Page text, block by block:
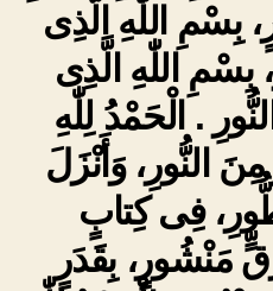
بِسْمِ اللّٰهِ الَّذِى
بِسْمِ اللّٰهِ الَّذِى
. الْحَمْدُ لِلّٰهِ
النُّورِ، وَأَنْزَلَ
فِى كِتابٍ
بِقَدَرٍ